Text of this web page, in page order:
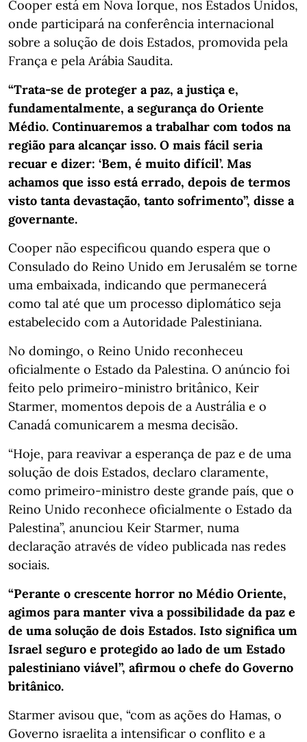
Cooper está em Nova Iorque, nos Estados Unidos,
onde participará na conferência internacional
sobre a solução de dois Estados, promovida pela
França e pela Arábia Saudita.
“Trata-se de proteger a paz, a justiça e,
fundamentalmente, a segurança do Oriente
Médio. Continuaremos a trabalhar com todos na
região para alcançar isso. O mais fácil seria
recuar e dizer: ‘Bem, é muito difícil’. Mas
achamos que isso está errado, depois de termos
visto tanta devastação, tanto sofrimento”, disse a
governante.
Cooper não especificou quando espera que o
Consulado do Reino Unido em Jerusalém se torne
uma embaixada, indicando que permanecerá
como tal até que um processo diplomático seja
estabelecido com a Autoridade Palestiniana.
No domingo, o Reino Unido reconheceu
oficialmente o Estado da Palestina. O anúncio foi
feito pelo primeiro-ministro britânico, Keir
Starmer, momentos depois de a Austrália e o
Canadá comunicarem a mesma decisão.
“Hoje, para reavivar a esperança de paz e de uma
solução de dois Estados, declaro claramente,
como primeiro-ministro deste grande país, que o
Reino Unido reconhece oficialmente o Estado da
Palestina”, anunciou Keir Starmer, numa
declaração através de vídeo publicada nas redes
sociais.
“Perante o crescente horror no Médio Oriente,
agimos para manter viva a possibilidade da paz e
de uma solução de dois Estados. Isto significa um
Israel seguro e protegido ao lado de um Estado
palestiniano viável”, afirmou o chefe do Governo
britânico.
Starmer avisou que, “com as ações do Hamas, o
Governo israelita a intensificar o conflito e a